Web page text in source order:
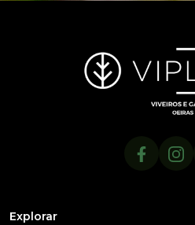
Explorar